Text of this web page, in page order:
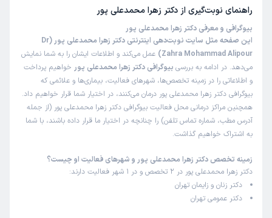
راهنمای نوبت‌گیری از دکتر زهرا محمدعلی پور
بیوگرافی و معرفی دکتر زهرا محمدعلی پور
این صفحه مثل سایت نوبت‌دهی اینترنتی دکتر زهرا محمدعلی پور (Dr
Zahra Mohammad Alipour)
عمل می‌کند و اطلاعات ایشان را به شما نمایش
می‌دهد. در ادامه به بررسی بیوگرافی دکتر زهرا محمدعلی پور خواهیم پرداخت
و اطلاعاتی را در زمینه تخصص‌ها، شهرهای فعالیت، بیماری‌ها و علائمی که
بیوگرافی دکتر زهرا محمدعلی پور درمان می‌کنند، در اختیار شما قرار خواهیم داد.
همچنین مراکز درمانی محل فعالیت بیوگرافی دکتر زهرا محمدعلی پور (از جمله
آدرس مطب، شماره تماس تلفن) را چنانچه در اختیار ما قرار داده باشند، با شما
به اشتراک خواهیم گذاشت.
زمینه تخصص دکتر زهرا محمدعلی پور و شهرهای فعالیت او چیست؟
دکتر زهرا محمدعلی پور در 2 تخصص و در 1 شهر فعالیت دارند:
دکتر زنان و زایمان تهران
دکتر عمومی تهران